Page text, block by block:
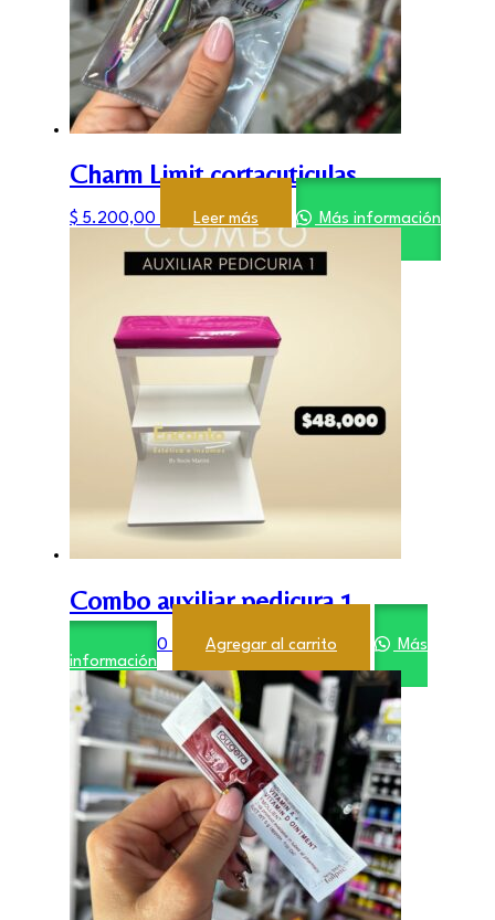
Charm Limit cortacuticulas
$ 5.200,00 Leer más Más información
Combo auxiliar pedicura 1
48.000,00 Agregar al carrito
Más
información